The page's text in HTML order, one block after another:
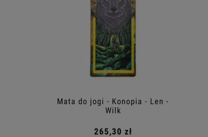
Mata do jogi - Konopia - Len -
Wilk
265,30 zł